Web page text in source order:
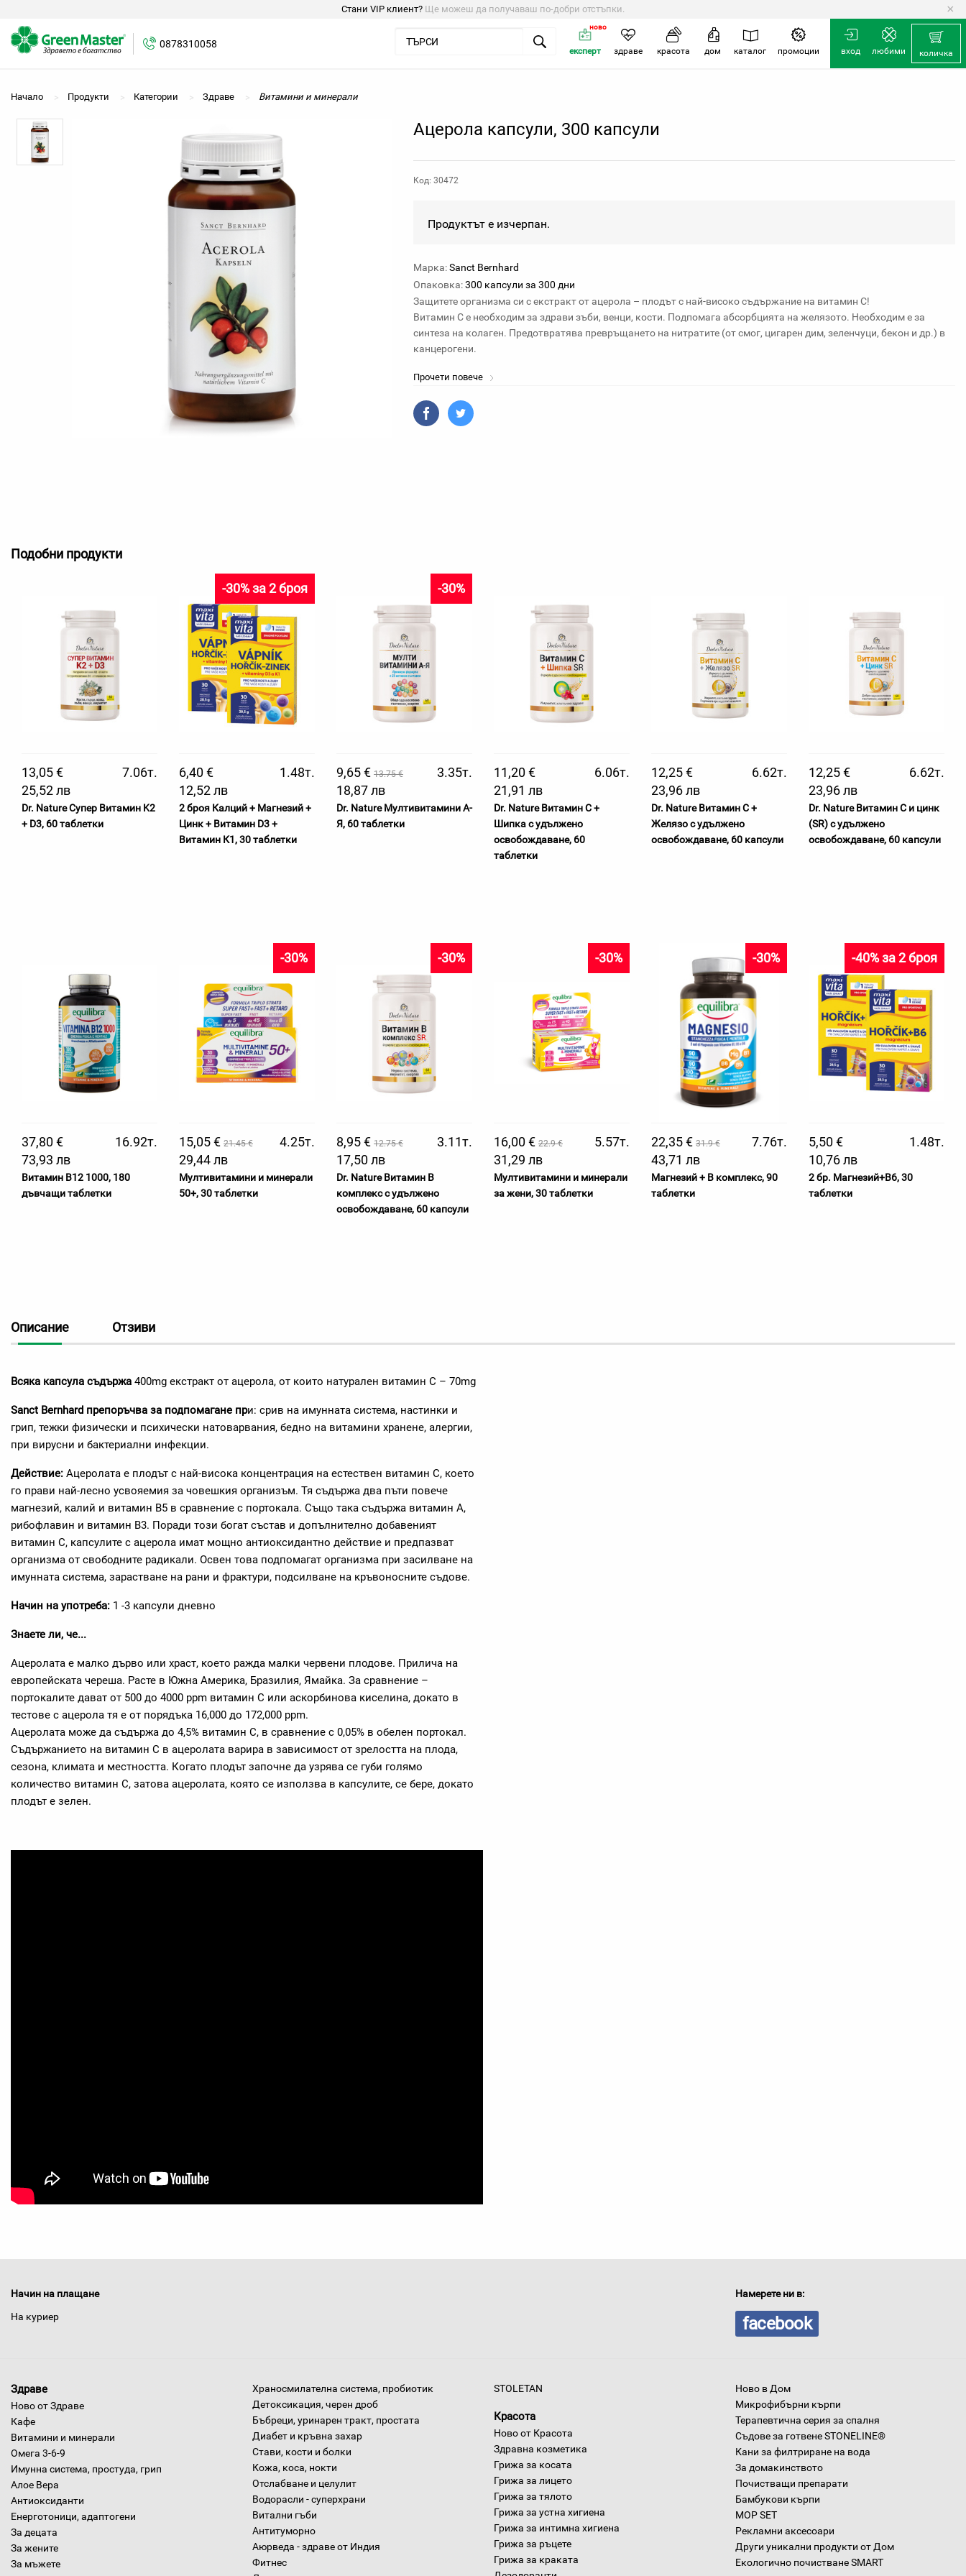
Стани VIP клиент? Ще можеш да получаваш по-добри отстъпки. ×
0878310058
вход любими количка
експерт
ново
здраве красота дом каталог промоции
Начало Продукти Категории Здраве Витамини и минерали
Ацерола капсули, 300 капсули
Код: 30472
Продуктът е изчерпан.
Марка:Sanct Bernhard
Опаковка:300 капсули за 300 дни
Защитете организма си с екстракт от ацерола – плодът с най-високо съдържание на витамин С!
Витамин С е необходим за здрави зъби, венци, кости. Подпомага абсорбцията на желязото. Необходим е за
синтеза на колаген. Предотвратява превръщането на нитратите (от смог, цигарен дим, зеленчуци, бекон и др.) в
канцерогени.
Прочети повече
Подобни продукти
13,05 €
7.06т.
25,52 лв
Dr. Nature Супер Витамин K2
+ D3, 60 таблетки
-30% за 2 броя
6,40 €
1.48т.
12,52 лв
2 броя Калций + Магнезий +
Цинк + Витамин D3 +
Витамин К1, 30 таблетки
9,65 € 13.75 €
-30%
3.35т.
18,87 лв
Dr. Nature Мултивитамини А-
Я, 60 таблетки
11,20 €
6.06т.
21,91 лв
Dr. Nature Витамин C +
Шипка с удължено
освобождаване, 60
таблетки
12,25 €
6.62т.
23,96 лв
Dr. Nature Витамин C +
Желязо с удължено
освобождаване, 60 капсули
12,25 €
6.62т.
23,96 лв
Dr. Nature Витамин С и цинк
(SR) с удължено
освобождаване, 60 капсули
37,80 €
16.92т.
73,93 лв
Витамин B12 1000, 180
дъвчащи таблетки
15,05 € 21.45 €
-30%
4.25т.
29,44 лв
Мултивитамини и минерали
50+, 30 таблетки
8,95 € 12.75 €
-30%
3.11т.
17,50 лв
Dr. Nature Витамин B
комплекс с удължено
освобождаване, 60 капсули
16,00 € 22.9 €
-30%
5.57т.
31,29 лв
Мултивитамини и минерали
за жени, 30 таблетки
22,35 € 31.9 €
-30%
7.76т.
43,71 лв
Магнезий + B комплекс, 90
таблетки
-40% за 2 броя
5,50 €
1.48т.
10,76 лв
2 бр. Магнезий+B6, 30
таблетки
Описание Отзиви
Всяка капсула съдържа 400mg екстракт от ацерола, от които натурален витамин С – 70mg
Sanct Bernhard препоръчва за подпомагане при: срив на имунната система, настинки и
грип, тежки физически и психически натоварвания, бедно на витамини хранене, алергии,
при вирусни и бактериални инфекции.
Действие: Ацеролата е плодът с най-висока концентрация на естествен витамин С, което
го прави най-лесно усвояемия за човешкия организъм. Тя съдържа два пъти повече
магнезий, калий и витамин В5 в сравнение с портокала. Също така съдържа витамин А,
рибофлавин и витамин В3. Поради този богат състав и допълнително добавеният
витамин С, капсулите с ацерола имат мощно антиоксидантно действие и предпазват
организма от свободните радикали. Освен това подпомагат организма при засилване на
имунната система, зарастване на рани и фрактури, подсилване на кръвоносните съдове.
Начин на употреба: 1 -3 капсули дневно
Знаете ли, че...
Ацеролата е малко дърво или храст, което ражда малки червени плодове. Прилича на
европейската череша. Расте в Южна Америка, Бразилия, Ямайка. За сравнение –
портокалите дават от 500 до 4000 ppm витамин С или аскорбинова киселина, докато в
тестове с ацерола тя е от порядъка 16,000 до 172,000 ppm.
Ацеролата може да съдържа до 4,5% витамин С, в сравнение с 0,05% в обелен портокал.
Съдържанието на витамин С в ацеролата варира в зависимост от зрелостта на плода,
сезона, климата и местността. Когато плодът започне да узрява се губи голямо
количество витамин С, затова ацеролата, която се използва в капсулите, се бере, докато
плодът е зелен.
Начин на плащане
На куриер
Намерете ни в:
facebook
Здраве
Ново от Здраве
Кафе
Витамини и минерали
Омега 3-6-9
Имунна система, простуда, грип
Алое Вера
Антиоксиданти
Енерготоници, адаптогени
За децата
За жените
За мъжете
Храносмилателна система, пробиотик
Детоксикация, черен дроб
Бъбреци, уринарен тракт, простата
Диабет и кръвна захар
Стави, кости и болки
Кожа, коса, нокти
Отслабване и целулит
Водорасли - суперхрани
Витални гъби
Антитуморно
Аюрведа - здраве от Индия
Фитнес
STOLETAN
Красота
Ново от Красота
Здравна козметика
Грижа за косата
Грижа за лицето
Грижа за тялото
Грижа за устна хигиена
Грижа за интимна хигиена
Грижа за ръцете
Грижа за краката
Ново в Дом
Микрофибърни кърпи
Терапевтична серия за спалня
Съдове за готвене STONELINE®
Кани за филтриране на вода
За домакинството
Почистващи препарати
Бамбукови кърпи
MOP SET
Рекламни аксесоари
Други уникални продукти от Дом
Екологично почистване SMART